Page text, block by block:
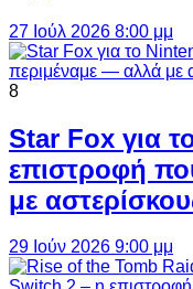
27 Ιούλ 2026 8:00 μμ
8
Star Fox για
επιστροφή
με
29 Ιούν 2026 9:00 μμ